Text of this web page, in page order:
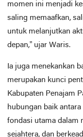
momen ini menjadi
saling memaafkan,
untuk melanjutkan
depan,” ujar Waris.
Ia juga menekankan
merupakan kunci
Kabupaten Penajam
hubungan baik
fondasi utama dalam
sejahtera, dan